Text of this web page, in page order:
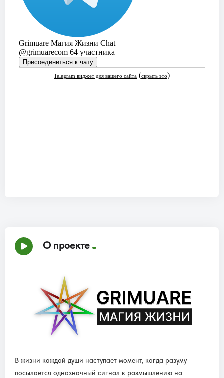
О проекте
В жизни каждой души наступает момент, когда разуму
посылается однозначный сигнал к размышлению на